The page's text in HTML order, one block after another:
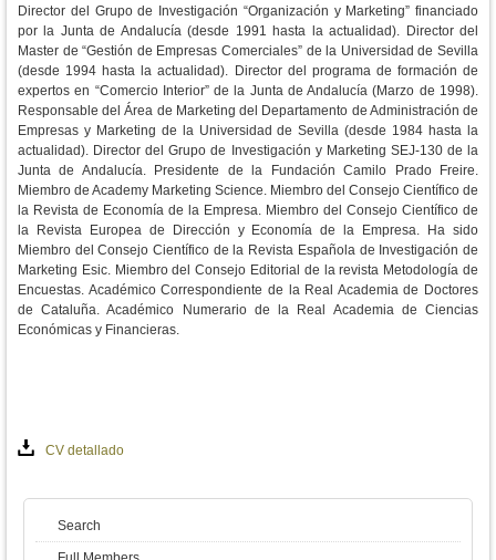
Director del Grupo de Investigación “Organización y Marketing” financiado
por la Junta de Andalucía (desde 1991 hasta la actualidad). Director del
Master de “Gestión de Empresas Comerciales” de la Universidad de Sevilla
(desde 1994 hasta la actualidad). Director del programa de formación de
expertos en “Comercio Interior” de la Junta de Andalucía (Marzo de 1998).
Responsable del Área de Marketing del Departamento de Administración de
Empresas y Marketing de la Universidad de Sevilla (desde 1984 hasta la
actualidad). Director del Grupo de Investigación y Marketing SEJ-130 de la
Junta de Andalucía. Presidente de la Fundación Camilo Prado Freire.
Miembro de Academy Marketing Science. Miembro del Consejo Científico de
la Revista de Economía de la Empresa. Miembro del Consejo Científico de
la Revista Europea de Dirección y Economía de la Empresa. Ha sido
Miembro del Consejo Científico de la Revista Española de Investigación de
Marketing Esic. Miembro del Consejo Editorial de la revista Metodología de
Encuestas. Académico Correspondiente de la Real Academia de Doctores
de Cataluña. Académico Numerario de la Real Academia de Ciencias
Económicas y Financieras.
CV detallado
Search